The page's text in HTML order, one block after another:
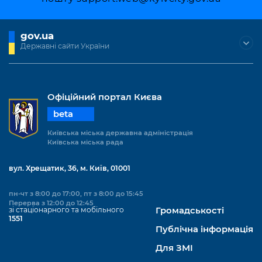
Підприємства, установи, організації
Річні звіти
Безбар'єрність
Київська міська військова адміністрація
Портал Захисників та Захисниць
Безбар'єрність
Портал послуг
Міський застосунок Київ Цифровий
Важливе під час воєнного стану
Важливе під час воєнного стану
Портал даних Києва
Публічні дашборди
gov.ua
Державні сайти України
Офіційний портал Києва
beta
Київська міська державна адміністрація
Київська міська рада
вул. Хрещатик, 36, м. Київ, 01001
пн-чт з 8:00 до 17:00, пт з 8:00 до 15:45
Перерва з 12:00 до 12:45
зі стаціонарного та мобільного
1551
Громадськості
Публічна інформація
Для ЗМІ